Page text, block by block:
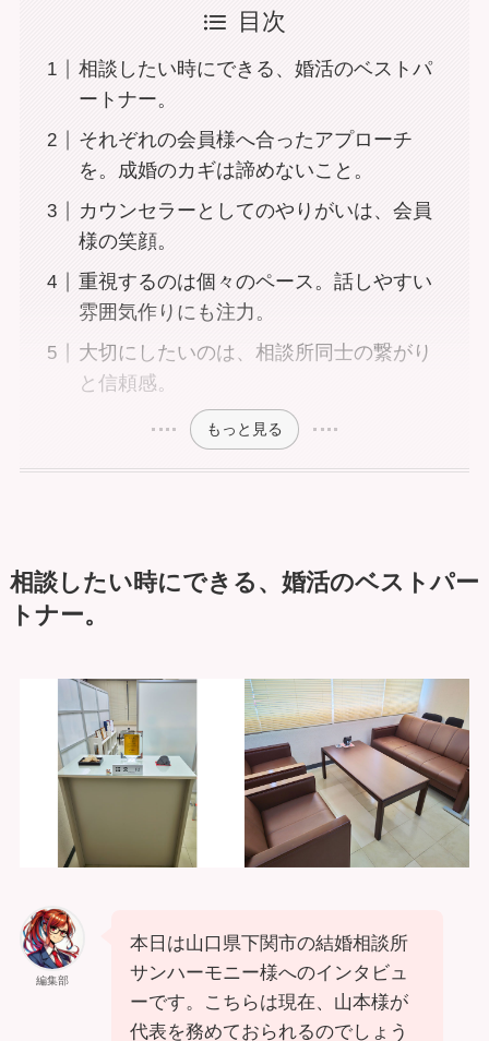
目次
相談したい時にできる、婚活のベストパ
ートナー。
それぞれの会員様へ合ったアプローチ
を。成婚のカギは諦めないこと。
カウンセラーとしてのやりがいは、会員
様の笑顔。
重視するのは個々のペース。話しやすい
雰囲気作りにも注力。
大切にしたいのは、相談所同士の繋がり
と信頼感。
もっと見る
相談したい時にできる、婚活のベストパー
トナー。
編集部
本日は山口県下関市の結婚相談所
サンハーモニー様へのインタビュ
ーです。こちらは現在、山本様が
代表を務めておられるのでしょう